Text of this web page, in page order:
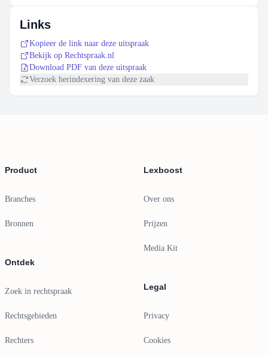
Links
Kopieer de link naar deze uitspraak
Bekijk op Rechtspraak.nl
Download PDF van deze uitspraak
Verzoek herindexering van deze zaak
Product
Branches
Bronnen
Ontdek
Zoek in rechtspraak
Rechtsgebieden
Rechters
Lexboost
Over ons
Prijzen
Media Kit
Legal
Privacy
Cookies